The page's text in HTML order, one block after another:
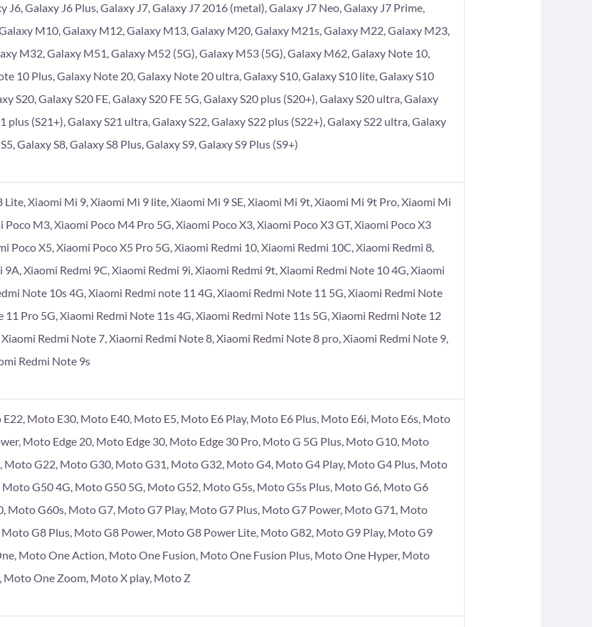
J6, Galaxy J6 Plus, Galaxy J7, Galaxy J7 2016 (metal), Galaxy J7 Neo, Galaxy J7 Prime,
M10, Galaxy M12, Galaxy M13, Galaxy M20, Galaxy M21s, Galaxy M22, Galaxy M23,
M32, Galaxy M51, Galaxy M52 (5G), Galaxy M53 (5G), Galaxy M62, Galaxy Note 10,
10 Plus, Galaxy Note 20, Galaxy Note 20 ultra, Galaxy S10, Galaxy S10 lite, Galaxy S10
S20, Galaxy S20 FE, Galaxy S20 FE 5G, Galaxy S20 plus (S20+), Galaxy S20 ultra, Galaxy
plus (S21+), Galaxy S21 ultra, Galaxy S22, Galaxy S22 plus (S22+), Galaxy S22 ultra, Galaxy
Galaxy S8, Galaxy S8 Plus, Galaxy S9, Galaxy S9 Plus (S9+)
Xiaomi Mi 9, Xiaomi Mi 9 lite, Xiaomi Mi 9 SE, Xiaomi Mi 9t, Xiaomi Mi 9t Pro, Xiaomi Mi
M3, Xiaomi Poco M4 Pro 5G, Xiaomi Poco X3, Xiaomi Poco X3 GT, Xiaomi Poco X3
Poco X5, Xiaomi Poco X5 Pro 5G, Xiaomi Redmi 10, Xiaomi Redmi 10C, Xiaomi Redmi 8,
Xiaomi Redmi 9C, Xiaomi Redmi 9i, Xiaomi Redmi 9t, Xiaomi Redmi Note 10 4G, Xiaomi
Note 10s 4G, Xiaomi Redmi note 11 4G, Xiaomi Redmi Note 11 5G, Xiaomi Redmi Note
11 Pro 5G, Xiaomi Redmi Note 11s 4G, Xiaomi Redmi Note 11s 5G, Xiaomi Redmi Note 12
Redmi Note 7, Xiaomi Redmi Note 8, Xiaomi Redmi Note 8 pro, Xiaomi Redmi Note 9,
Redmi Note 9s
Moto E30, Moto E40, Moto E5, Moto E6 Play, Moto E6 Plus, Moto E6i, Moto E6s, Moto
Moto Edge 20, Moto Edge 30, Moto Edge 30 Pro, Moto G 5G Plus, Moto G10, Moto
G22, Moto G30, Moto G31, Moto G32, Moto G4, Moto G4 Play, Moto G4 Plus, Moto
G50 4G, Moto G50 5G, Moto G52, Moto G5s, Moto G5s Plus, Moto G6, Moto G6
Moto G60s, Moto G7, Moto G7 Play, Moto G7 Plus, Moto G7 Power, Moto G71, Moto
G8 Plus, Moto G8 Power, Moto G8 Power Lite, Moto G82, Moto G9 Play, Moto G9
Moto One Action, Moto One Fusion, Moto One Fusion Plus, Moto One Hyper, Moto
One Zoom, Moto X play, Moto Z